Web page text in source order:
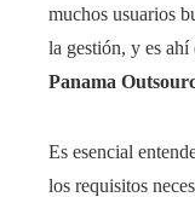
muchos usuarios
la gestión, y es ahí
Panama
Es esencial
los requisitos